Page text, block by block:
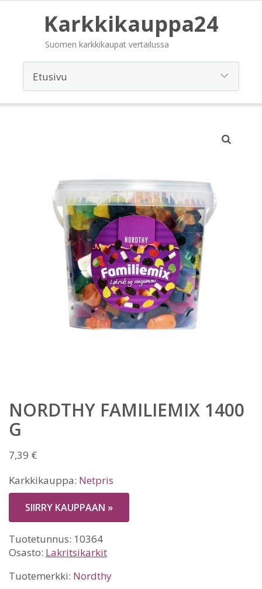
Karkkikauppa24
Suomen karkkikaupat vertailussa
NORDTHY FAMILIEMIX 1400
G
7,39 €
Karkkikauppa: Netpris
SIIRRY KAUPPAAN »
Tuotetunnus: 10364
Osasto: Lakritsikarkit
Tuotemerkki: Nordthy